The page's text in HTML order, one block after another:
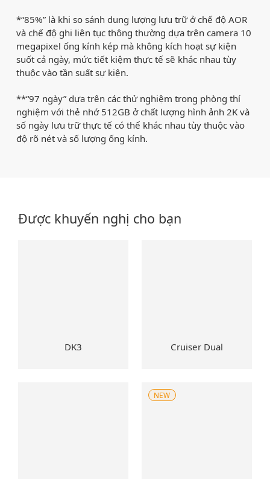
*“85%” là khi so sánh dung lượng lưu trữ ở chế độ AOR
và chế độ ghi liên tục thông thường dựa trên camera 10
megapixel ống kính kép mà không kích hoạt sự kiện
suốt cả ngày, mức tiết kiệm thực tế sẽ khác nhau tùy
thuộc vào tần suất sự kiện.
**“97 ngày” dựa trên các thử nghiệm trong phòng thí
nghiệm với thẻ nhớ 512GB ở chất lượng hình ảnh 2K và
số ngày lưu trữ thực tế có thể khác nhau tùy thuộc vào
độ rõ nét và số lượng ống kính.
Được khuyến nghị cho bạn
DK3 Cruiser Dual
NEW